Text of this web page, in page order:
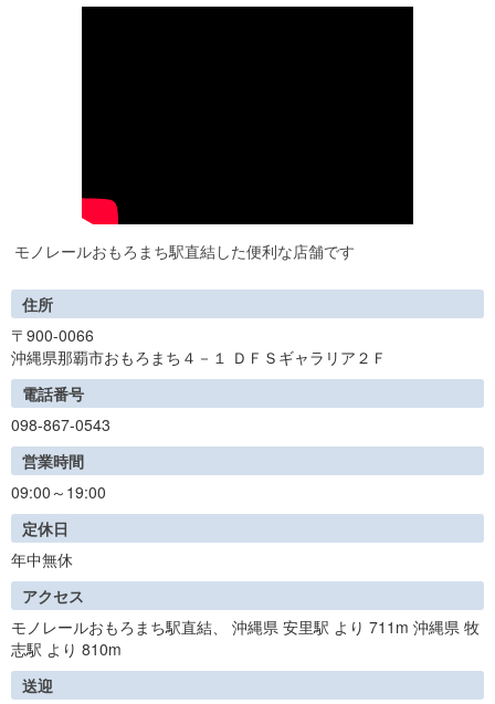
モノレールおもろまち駅直結した便利な店舗です
住所
〒900-0066
沖縄県那覇市おもろまち４－１ ＤＦＳギャラリア２Ｆ
電話番号
098-867-0543
営業時間
09:00～19:00
定休日
年中無休
アクセス
モノレールおもろまち駅直結、 沖縄県 安里駅 より 711m 沖縄県 牧
志駅 より 810m
送迎